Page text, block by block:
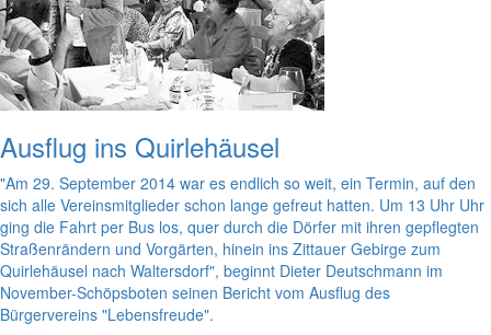
Ausflug ins Quirlehäusel
"Am 29. September 2014 war es endlich so weit, ein Termin, auf den
sich alle Vereinsmitglieder schon lange gefreut hatten. Um 13 Uhr Uhr
ging die Fahrt per Bus los, quer durch die Dörfer mit ihren gepflegten
Straßenrändern und Vorgärten, hinein ins Zittauer Gebirge zum
Quirlehäusel nach Waltersdorf", beginnt Dieter Deutschmann im
November-Schöpsboten seinen Bericht vom Ausflug des
Bürgervereins "Lebensfreude".